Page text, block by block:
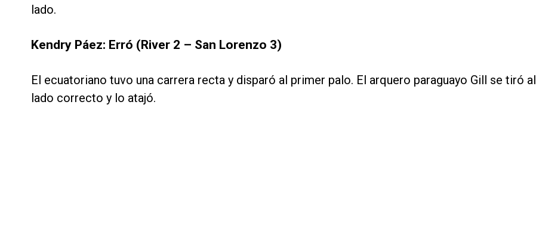
lado.
Kendry Páez: Erró (River 2 – San Lorenzo 3)
El ecuatoriano tuvo una carrera recta y disparó al primer palo. El arquero paraguayo Gill se tiró al
lado correcto y lo atajó.